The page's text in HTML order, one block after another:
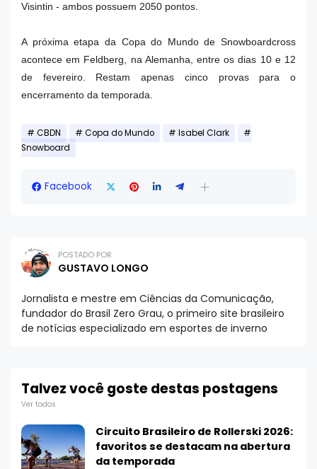
Visintin - ambos possuem 2050 pontos.
A próxima etapa da Copa do Mundo de Snowboardcross
acontece em Feldberg, na Alemanha, entre os dias 10 e 12
de fevereiro. Restam apenas cinco provas para o
encerramento da temporada.
CBDN Copa do Mundo
Isabel Clark
Snowboard
Facebook
POSTADO POR
GUSTAVO LONGO
Jornalista e mestre em Ciências da Comunicação,
fundador do Brasil Zero Grau, o primeiro site brasileiro
de notícias especializado em esportes de inverno
Talvez você goste destas postagens
Ver todos
Circuito Brasileiro de Rollerski 2026:
favoritos se destacam na abertura
da temporada